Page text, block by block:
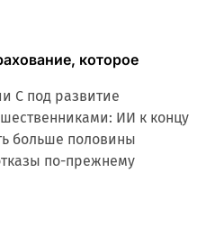
которое
C под развитие
ИИ к концу
больше половины
по-прежнему